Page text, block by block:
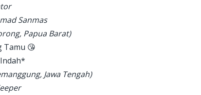
Sanmas
Papua Barat)
Tamu 😘
Jawa Tengah)